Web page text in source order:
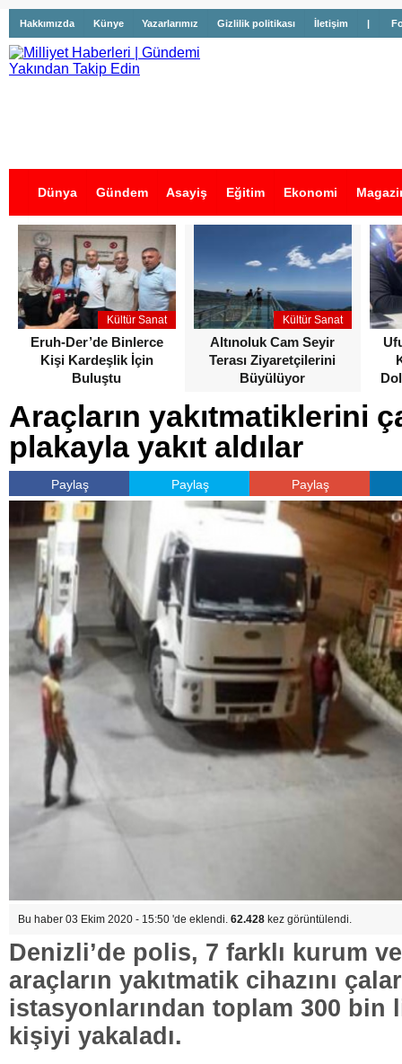
Hakkımızda Künye Yazarlarımız Gizlilik politikası İletişim |
Dünya Gündem Asayiş Eğitim Ekonomi
İş İlanları
Kültür Sanat
Eruh-Der’de Binlerce
Kişi Kardeşlik İçin
Buluştu
Kültür Sanat
Altınoluk Cam Seyir
Terası Ziyaretçilerini
Büyülüyor
Araçların yakıtmatiklerini
plakayla yakıt aldılar
Paylaş Paylaş Paylaş
Bu haber 03 Ekim 2020 - 15:50 'de eklendi. 62.428 kez görüntülendi.
Denizli’de polis, 7 farklı kurum
araçların yakıtmatik cihazını
istasyonlarından toplam 300 bin
kişiyi yakaladı.